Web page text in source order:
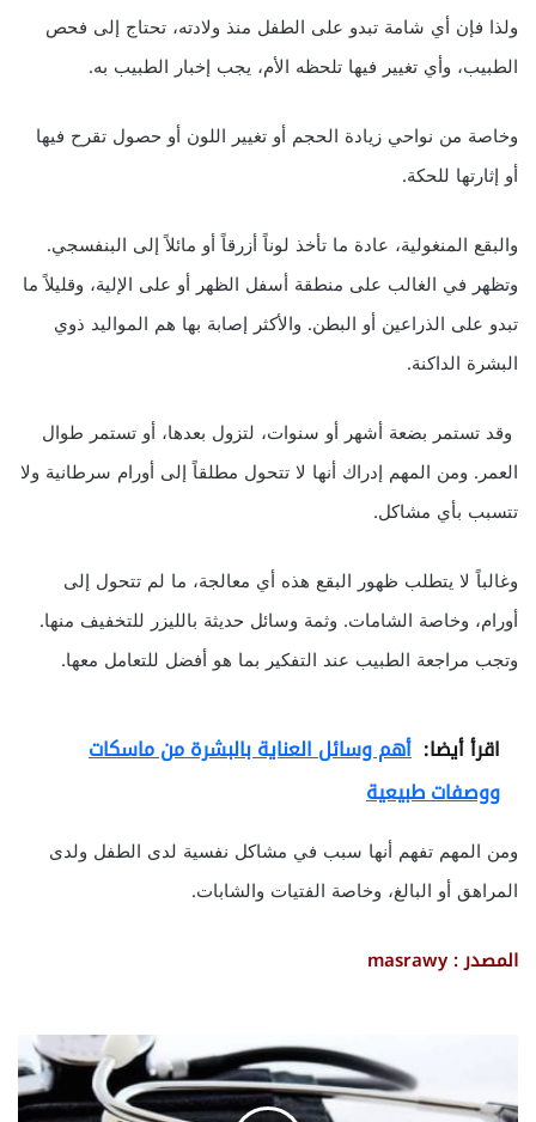
ولذا فإن أي شامة تبدو على الطفل منذ ولادته، تحتاج إلى فحص
الطبيب، وأي تغيير فيها تلحظه الأم، يجب إخبار الطبيب به.
وخاصة من نواحي زيادة الحجم أو تغيير اللون أو حصول تقرح فيها
أو إثارتها للحكة.
والبقع المنغولية، عادة ما تأخذ لوناً أزرقاً أو مائلاً إلى البنفسجي.
وتظهر في الغالب على منطقة أسفل الظهر أو على الإلية، وقليلاً ما
تبدو على الذراعين أو البطن. والأكثر إصابة بها هم المواليد ذوي
البشرة الداكنة.
وقد تستمر بضعة أشهر أو سنوات، لتزول بعدها، أو تستمر طوال
العمر. ومن المهم إدراك أنها لا تتحول مطلقاً إلى أورام سرطانية ولا
تتسبب بأي مشاكل.
وغالباً لا يتطلب ظهور البقع هذه أي معالجة، ما لم تتحول إلى
أورام، وخاصة الشامات. وثمة وسائل حديثة بالليزر للتخفيف منها.
وتجب مراجعة الطبيب عند التفكير بما هو أفضل للتعامل معها.
اقرأ أيضا: أهم وسائل العناية بالبشرة من ماسكات
ووصفات طبيعية
ومن المهم تفهم أنها سبب في مشاكل نفسية لدى الطفل ولدى
المراهق أو البالغ، وخاصة الفتيات والشابات.
المصدر : masrawy
ك